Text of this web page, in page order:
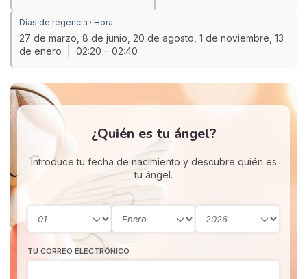
Días de regencia · Hora
27 de marzo, 8 de junio, 20 de agosto, 1 de noviembre, 13
de enero | 02:20 – 02:40
¿Quién es tu ángel?
Introduce tu fecha de nacimiento y descubre quién es
tu ángel.
TU CORREO ELECTRÓNICO